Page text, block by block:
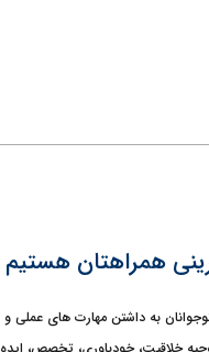
همراهتان هستیم
به داشتن مهارت های عملی و